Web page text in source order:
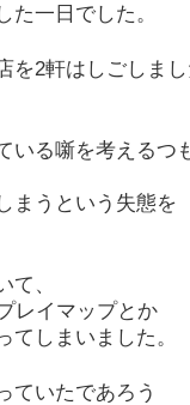
た一日でした。
を2軒はしごしま
いる噺を考えるつ
まうという失態を
て、
レイマップとか
てしまいました。
ていたであろう